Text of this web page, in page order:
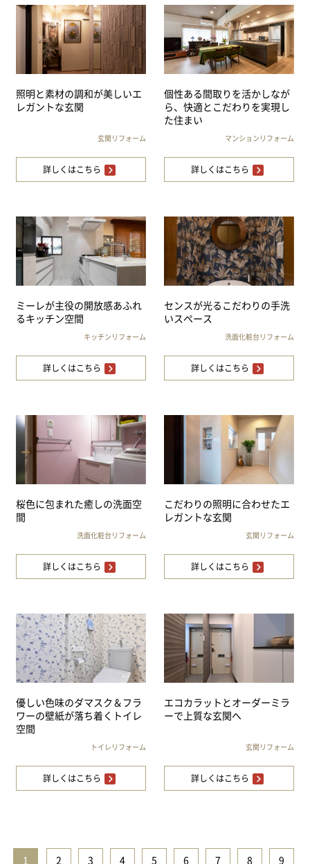
照明と素材の調和が美しいエ
レガントな玄関
玄関リフォーム
詳しくはこちら
個性ある間取りを活かしなが
ら、快適とこだわりを実現し
た住まい
マンションリフォーム
詳しくはこちら
ミーレが主役の開放感あふれ
るキッチン空間
キッチンリフォーム
詳しくはこちら
センスが光るこだわりの手洗
いスペース
洗面化粧台リフォーム
詳しくはこちら
桜色に包まれた癒しの洗面空
間
洗面化粧台リフォーム
詳しくはこちら
こだわりの照明に合わせたエ
レガントな玄関
玄関リフォーム
詳しくはこちら
優しい色味のダマスク＆フラ
ワーの壁紙が落ち着くトイレ
空間
トイレリフォーム
詳しくはこちら
エコカラットとオーダーミラ
ーで上質な玄関へ
玄関リフォーム
詳しくはこちら
1 2 3 4 5 6 7 8 9